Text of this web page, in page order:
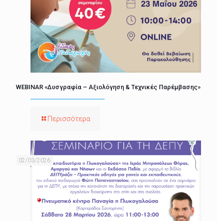
WEBINAR «Δυσγραφία – Αξιολόγηση & Τεχνικές Παρέμβασης»
Περισσότερα
02/03/2026